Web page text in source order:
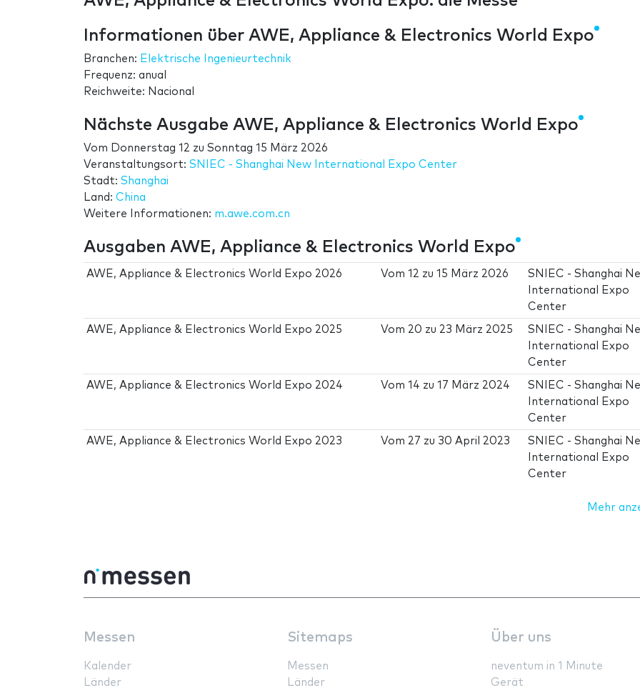
Informationen über AWE, Appliance & Electronics World Expo
Branchen: Elektrische Ingenieurtechnik
Frequenz: anual
Reichweite: Nacional
Nächste Ausgabe AWE, Appliance & Electronics World Expo
Vom Donnerstag 12 zu Sonntag 15 März 2026
Veranstaltungsort: SNIEC - Shanghai New International Expo Center
Stadt: Shanghai
Land: China
Weitere Informationen: m.awe.com.cn
Ausgaben AWE, Appliance & Electronics World Expo
AWE, Appliance & Electronics World Expo 2026 Vom12 zu15 März 2026
SNIEC - Shanghai
International Expo
Center
AWE, Appliance & Electronics World Expo 2025 Vom 20 zu 23 März 2025
SNIEC - Shanghai
International Expo
Center
AWE, Appliance & Electronics World Expo 2024 Vom14 zu17 März 2024
SNIEC - Shanghai
International Expo
Center
AWE, Appliance & Electronics World Expo 2023 Vom 27 zu 30 April 2023
SNIEC - Shanghai
International Expo
Center
Mehr
Messen
Kalender
Länder
Sitemaps
Messen
Länder
Über uns
neventum in 1 Minute
Gerät